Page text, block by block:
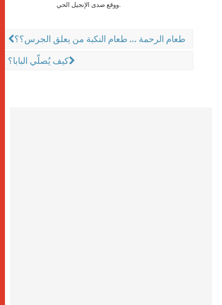
ووقع صدى الإنجيل الحي.
طعام الرحمة ... طعام النكبة من يعلق الجرس؟؟
كيف يُصلّي البابا؟